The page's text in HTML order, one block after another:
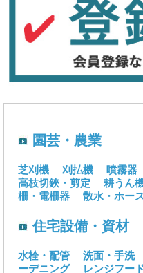
園芸・農業
芝刈機 刈払機 噴霧器
高枝切鋏・剪定
耕うん
柵・電柵器
散水・ホー
住宅設備・資材
水栓・配管 洗面・手洗
ーデニング
レンジフー